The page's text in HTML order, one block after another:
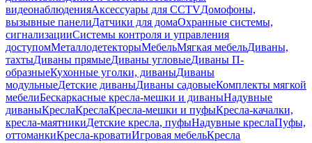
видеонаблюденияАксессуары для CCTVДомофоны,
вызывные панелиДатчики для домаОхранные системы,
сигнализацииСистемы контроля и управления
доступомМеталлодетекторыМебельМягкая мебельДиваны,
тахтыДиваны прямыеДиваны угловыеДиваны П-
образныеКухонные уголки, диваныДиваны
модульныеДетские диваныДиваны садовыеКомплекты мягкой
мебелиБескаркасные кресла-мешки и диваныНадувные
диваныКреслаКреслаКресла-мешки и пуфыКресла-качалки,
кресла-маятникиДетские кресла, пуфыНадувные креслаПуфы,
оттоманкиКресла-кроватиИгровая мебельКресла